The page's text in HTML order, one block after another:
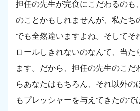
担任の先生が完食にこだわるのも
のことかもしれませんが、私たち
でも全然違いますよね。そしてそ
ロールしきれないのなんて、当た
ます。だから、担任の先生のこだ
らあなたはもちろん、それ以外の
もプレッシャーを与えてきたので